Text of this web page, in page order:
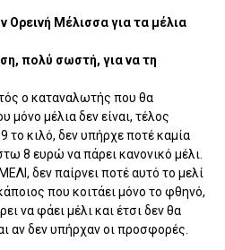
Ορεινή Μέλισσα για τα μέλια
πολύ σωστή, για να τη
ο καταναλωτής που θα
μόνο μέλια δεν είναι, τέλος
κιλό, δεν υπήρχε ποτέ καμία
8 ευρώ να πάρει κανονικό μέλι.
δεν παίρνει ποτέ αυτό το μελί
που κοιτάει μόνο το φθηνό,
να φάει μέλι και έτσι δεν θα
αν δεν υπήρχαν οι προσφορές.